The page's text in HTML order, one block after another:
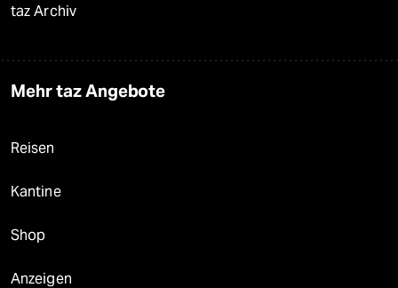
taz Archiv
Mehr taz Angebote
Reisen
Kantine
Shop
Anzeigen